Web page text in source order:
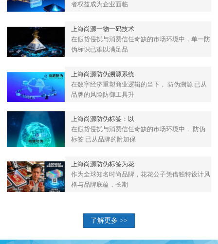
者权益成为企业面临
上海尚源一物一码技术
在假货侵扰与消费信任奇缺的市场环境中，单一防
伪标识已难以满足品
上海尚源防伪溯源系统
在数字经济重塑商业逻辑的当下， 防伪溯源 已从
品牌的风险防御工具升
上海尚源防伪标签：以
在假货侵扰与消费信任奇缺的市场环境中， 防伪
标签 已从品牌的附加保
上海尚源防伪标签为花
作为全球知名时尚品牌，花花公子凭借独特设计风
格与品牌底蕴，长期
了解更多 >>